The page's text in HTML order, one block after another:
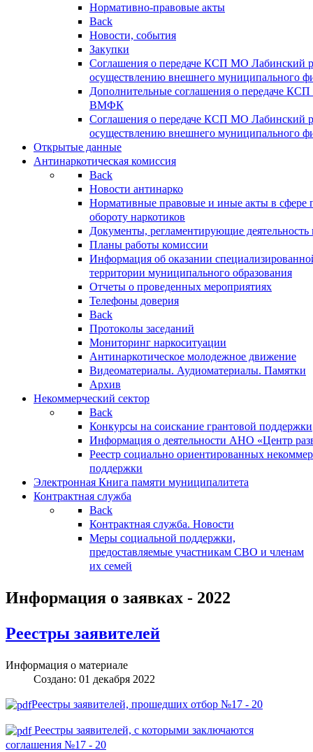
Нормативно-правовые акты
Back
Новости, события
Закупки
Соглашения о передаче КСП МО Лабинский
осуществлению внешнего муниципального
Дополнительные соглашения о передаче
ВМФК
Соглашения о передаче КСП МО Лабинский
осуществлению внешнего муниципального
Открытые данные
Антинаркотическая комиссия
Back
Новости антинарко
Нормативные правовые и иные акты в сфере
обороту наркотиков
Документы, регламентирующие деятельность
Планы работы комиссии
Информация об оказании
территории муниципального образования
Отчеты о проведенных мероприятиях
Телефоны доверия
Back
Протоколы заседаний
Мониторинг наркоситуации
Антинаркотическое молодежное движение
Видеоматериалы. Аудиоматериалы. Памятки
Архив
Некоммерческий сектор
Back
Конкурсы на соискание грантовой поддержки
Информация о деятельности АНО «Центр
Реестр социально ориентированных
поддержки
Электронная Книга памяти муниципалитета
Контрактная служба
Back
Контрактная служба. Новости
Меры социальной поддержки,
предоставляемые участникам СВО и членам
их семей
Информация о заявках - 2022
Реестры заявителей
Информация о материале
Создано: 01 декабря 2022
Реестры заявителей, прошедших отбор №17 - 20
Реестры заявителей, с которыми заключаются
соглашения №17 - 20